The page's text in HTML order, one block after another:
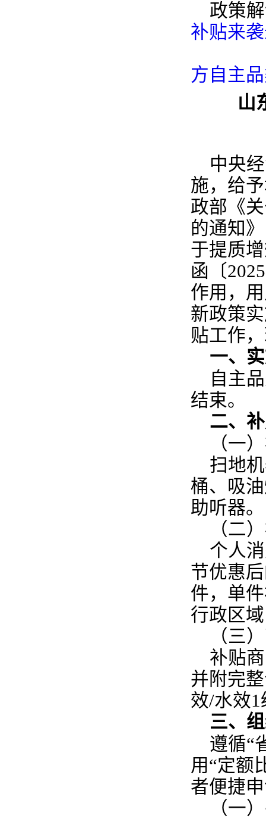
政策
补贴来
方自主
山
中央
施，给
政部《
的通知
于提质
函〔
作用，
新政策
贴工作
一、
自主
结束。
二、
（一
扫地
桶、吸
助听器。
（二
个人
节优惠
件，单
行政区
（三
补贴
并附完
效/水效
三、
遵循“
用“定额
者便捷
（一